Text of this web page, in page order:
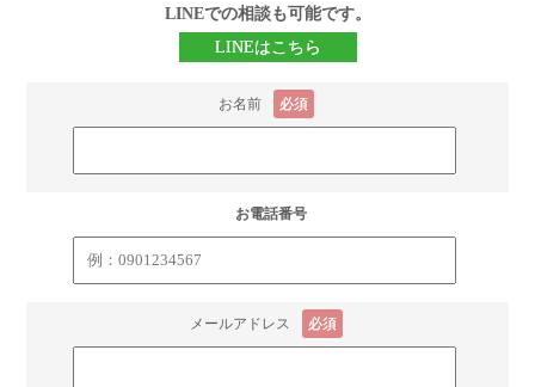
LINEでの相談も可能です。
LINEはこちら
お名前 必須
お電話番号
メールアドレス 必須